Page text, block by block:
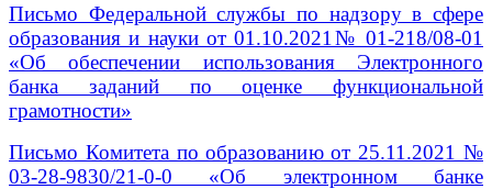
Письмо Федеральной службы по надзору в сфере
образования и науки от 01.10.2021№ 01-218/08-01
«Об обеспечении использования Электронного
банка заданий по оценке функциональной
грамотности»
Письмо Комитета по образованию от 25.11.2021 №
03-28-9830/21-0-0 «Об электронном банке